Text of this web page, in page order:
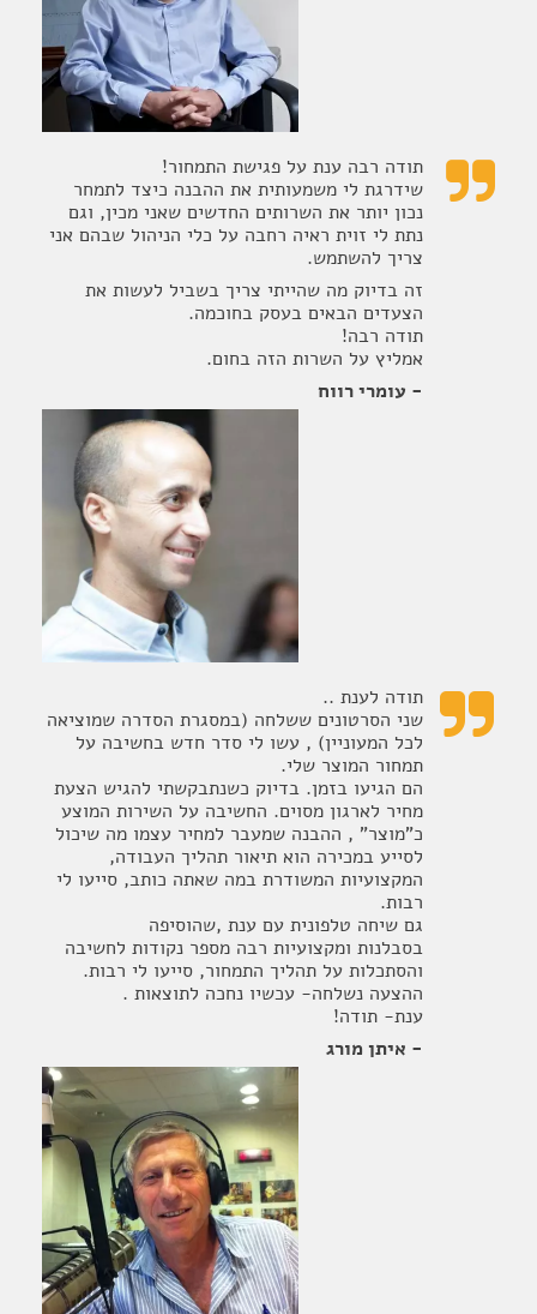

תודה רבה ענת על פגישת התמחור!
שידרגת לי משמעותית את ההבנה כיצד לתמחר
נכון יותר את השרותים החדשים שאני מכין, וגם
נתת לי זוית ראיה רחבה על כלי הניהול שבהם אני
צריך להשתמש.
זה בדיוק מה שהייתי צריך בשביל לעשות את
הצעדים הבאים בעסק בחוכמה.
תודה רבה!
אמליץ על השרות הזה בחום.
- עומרי רווח

תודה לענת ..
שני הסרטונים ששלחה (במסגרת הסדרה שמוציאה
לכל המעוניין) , עשו לי סדר חדש בחשיבה על
תמחור המוצר שלי.
הם הגיעו בזמן. בדיוק כשנתבקשתי להגיש הצעת
מחיר לארגון מסוים. החשיבה על השירות המוצע
כ"מוצר" , ההבנה שמעבר למחיר עצמו מה שיכול
לסייע במכירה הוא תיאור תהליך העבודה,
המקצועיות המשודרת במה שאתה כותב, סייעו לי
רבות.
גם שיחה טלפונית עם ענת ,שהוסיפה
בסבלנות ומקצועיות רבה מספר נקודות לחשיבה
והסתכלות על תהליך התמחור, סייעו לי רבות.
ההצעה נשלחה- עכשיו נחכה לתוצאות .
ענת- תודה!
- איתן מורג